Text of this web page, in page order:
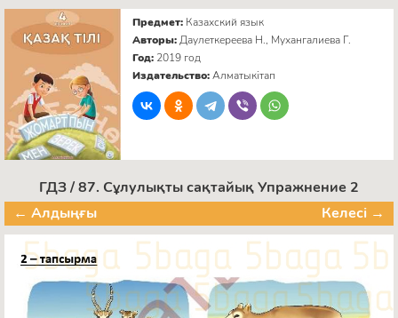
Предмет: Казахский язык
Авторы:Даулеткереева Н., Мухангалиева Г.
Год: 2019 год
Издательство:Алматыкітап
ГДЗ / 87. Сұлулықты сақтайық Упражнение 2
← Алдыңғы
Келесі →